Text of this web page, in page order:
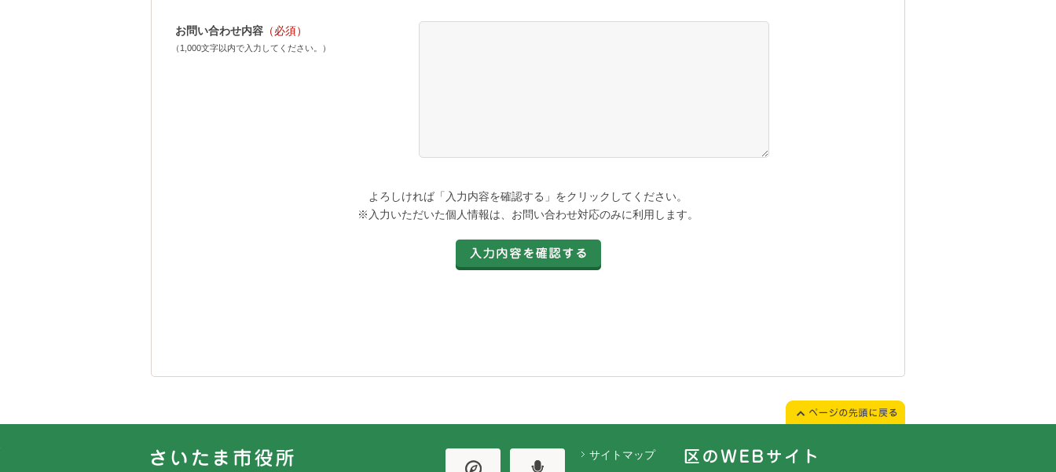
お問い合わせ内容 （必須）
（1,000文字以内で入力してください。）
よろしければ「入力内容を確認する」をクリックしてください。
※入力いただいた個人情報は、お問い合わせ対応のみに利用します。
サイトマップ